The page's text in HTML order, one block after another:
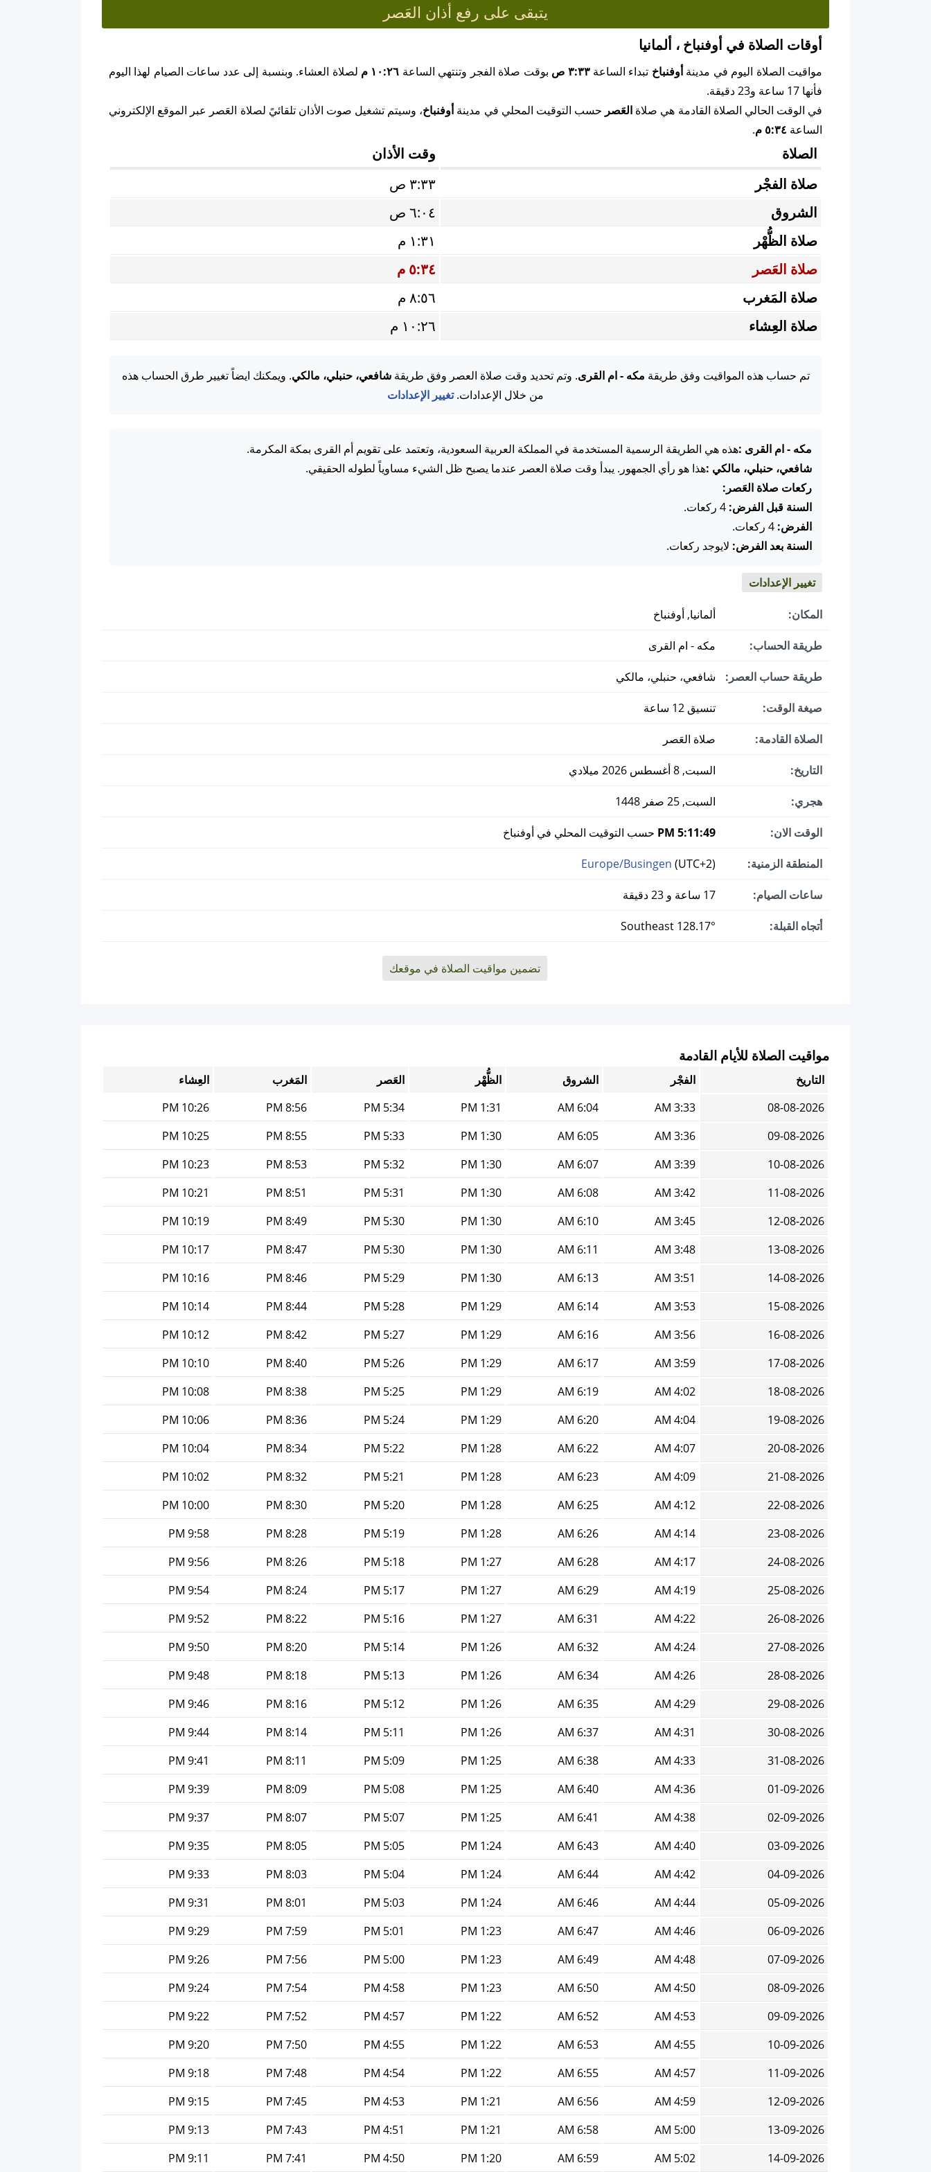
يتبقى على رفع أذان العَصر
أوقات الصلاة في أوفنباخ ، ألمانيا
مواقيت الصلاة اليوم في مدينةأوفنباخ تبداء الساعة٣:٣٣ ص بوقت صلاة الفجر وتنتهي الساعة ١٠:٢٦ م
لصلاة العشاء. وبنسبة إلى عدد ساعات الصيام لهذا اليوم
فأنها 17 ساعة و23 دقيقة.
في الوقت الحالي الصلاة القادمة هي صلاة العَصر حسب التوقيت المحلي في مدينةأوفنباخ، وسيتم تشغيل صوت الأذان تلقائيً لصلاة العَصر عبر الموقع الإلكتروني
الساعة ٥:٣٤ م .
الصلاة
وقت الأذان
صلاة الفجْر
٣:٣٣ ص
الشروق
٦:٠٤ ص
صلاة الظُّهْر
١:٣١ م
صلاة العَصر
٥:٣٤ م
صلاة المَغرب
٨:٥٦ م
صلاة العِشاء
١٠:٢٦ م
تم حساب هذه المواقيت وفق طريقة مكه - ام القرى. وتم تحديد وقت صلاة العصر وفق طريقةشافعي، حنبلي، مالكي. ويمكنك ايضاً تغيير طرق الحساب هذه
من خلال الإعدادات.تغيير الإعدادات
مكه - ام القرى :هذه هي الطريقة الرسمية المستخدمة في المملكة العربية السعودية، وتعتمد على تقويم أم القرى بمكة المكرمة.
شافعي، حنبلي، مالكي :هذا هو رأي الجمهور. يبدأ وقت صلاة العصر عندما يصبح ظل الشيء مساوياً لطوله الحقيقي.
ركعات صلاة العَصر:
السنة قبل الفرض:
الفرض:
السنة بعد الفرض: لايوجد ركعات.
تغيير الإعدادات
المكان: ألمانيا, أوفنباخ
طريقة الحساب: مكه - ام القرى
طريقة حساب العصر: شافعي، حنبلي، مالكي
صيغة الوقت: تنسيق 12 ساعة
الصلاة القادمة: صلاة العَصر
التاريخ: السبت, 8 أغسطس 2026 ميلادي
هجري: السبت, 25 صفر 1448
الوقت الان: 5:11:50 PM حسب التوقيت المحلي في أوفنباخ
المنطقة الزمنية: Europe/Busingen (UTC+2)
ساعات الصيام:
أتجاه القبلة:
تضمين مواقيت الصلاة في موقعك
مواقيت الصلاة للأيام القادمة
التاريخ الفجْر الشروق الظُّهْر العَصر المَغرب
العِشاء
08-08-2026
3:33 AM
6:04 AM
1:31 PM
5:34 PM
8:56 PM
10:26 PM
09-08-2026
3:36 AM
6:05 AM
1:30 PM
5:33 PM
8:55 PM
10:25 PM
10-08-2026
3:39 AM
6:07 AM
1:30 PM
5:32 PM
8:53 PM
10:23 PM
11-08-2026
3:42 AM
6:08 AM
1:30 PM
5:31 PM
8:51 PM
10:21 PM
12-08-2026
3:45 AM
6:10 AM
1:30 PM
5:30 PM
8:49 PM
10:19 PM
13-08-2026
3:48 AM
6:11 AM
1:30 PM
5:30 PM
8:47 PM
10:17 PM
14-08-2026
3:51 AM
6:13 AM
1:30 PM
5:29 PM
8:46 PM
10:16 PM
15-08-2026
3:53 AM
6:14 AM
1:29 PM
5:28 PM
8:44 PM
10:14 PM
16-08-2026
3:56 AM
6:16 AM
1:29 PM
5:27 PM
8:42 PM
10:12 PM
17-08-2026
3:59 AM
6:17 AM
1:29 PM
5:26 PM
8:40 PM
10:10 PM
18-08-2026
4:02 AM
6:19 AM
1:29 PM
5:25 PM
8:38 PM
10:08 PM
19-08-2026
4:04 AM
6:20 AM
1:29 PM
5:24 PM
8:36 PM
10:06 PM
20-08-2026
4:07 AM
6:22 AM
1:28 PM
5:22 PM
8:34 PM
10:04 PM
21-08-2026
4:09 AM
6:23 AM
1:28 PM
5:21 PM
8:32 PM
10:02 PM
22-08-2026
4:12 AM
6:25 AM
1:28 PM
5:20 PM
8:30 PM
10:00 PM
23-08-2026
4:14 AM
6:26 AM
1:28 PM
5:19 PM
8:28 PM
9:58 PM
24-08-2026
4:17 AM
6:28 AM
1:27 PM
5:18 PM
8:26 PM
9:56 PM
25-08-2026
4:19 AM
6:29 AM
1:27 PM
5:17 PM
8:24 PM
9:54 PM
26-08-2026
4:22 AM
6:31 AM
1:27 PM
5:16 PM
8:22 PM
9:52 PM
27-08-2026
4:24 AM
6:32 AM
1:26 PM
5:14 PM
8:20 PM
9:50 PM
28-08-2026
4:26 AM
6:34 AM
1:26 PM
5:13 PM
8:18 PM
9:48 PM
29-08-2026
4:29 AM
6:35 AM
1:26 PM
5:12 PM
8:16 PM
9:46 PM
30-08-2026
4:31 AM
6:37 AM
1:26 PM
5:11 PM
8:14 PM
9:44 PM
31-08-2026
4:33 AM
6:38 AM
1:25 PM
5:09 PM
8:11 PM
9:41 PM
01-09-2026
4:36 AM
6:40 AM
1:25 PM
5:08 PM
8:09 PM
9:39 PM
02-09-2026
4:38 AM
6:41 AM
1:25 PM
5:07 PM
8:07 PM
9:37 PM
03-09-2026
4:40 AM
6:43 AM
1:24 PM
5:05 PM
8:05 PM
9:35 PM
04-09-2026
4:42 AM
6:44 AM
1:24 PM
5:04 PM
8:03 PM
9:33 PM
05-09-2026
4:44 AM
6:46 AM
1:24 PM
5:03 PM
8:01 PM
9:31 PM
06-09-2026
4:46 AM
6:47 AM
1:23 PM
5:01 PM
7:59 PM
9:29 PM
07-09-2026
4:48 AM
6:49 AM
1:23 PM
5:00 PM
7:56 PM
9:26 PM
08-09-2026
4:50 AM
6:50 AM
1:23 PM
4:58 PM
7:54 PM
9:24 PM
09-09-2026
4:53 AM
6:52 AM
1:22 PM
4:57 PM
7:52 PM
9:22 PM
10-09-2026
4:55 AM
6:53 AM
1:22 PM
4:55 PM
7:50 PM
9:20 PM
11-09-2026
4:57 AM
6:55 AM
1:22 PM
4:54 PM
7:48 PM
9:18 PM
12-09-2026
4:59 AM
6:56 AM
1:21 PM
4:53 PM
7:45 PM
9:15 PM
13-09-2026
5:00 AM
6:58 AM
1:21 PM
4:51 PM
7:43 PM
9:13 PM
14-09-2026
5:02 AM
6:59 AM
1:20 PM
4:50 PM
7:41 PM
9:11 PM